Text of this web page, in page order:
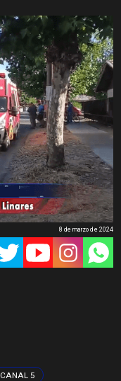
8 de marzo de 2024
CANAL 5